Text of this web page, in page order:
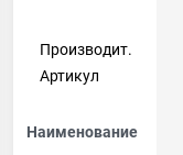
Производит.
Артикул
Наименование